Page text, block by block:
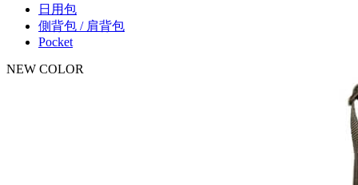
日用包
側背包 / 肩背包
Pocket
NEW COLOR